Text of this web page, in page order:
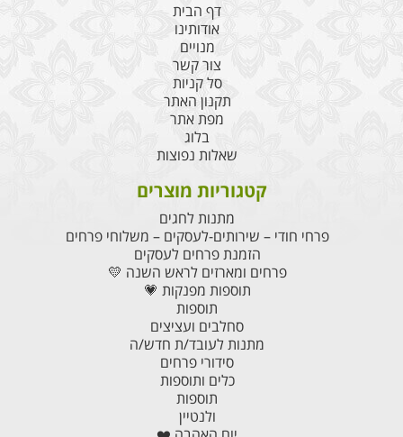
דף הבית
אודותינו
מנויים
צור קשר
סל קניות
תקנון האתר
מפת אתר
בלוג
שאלות נפוצות
קטגוריות מוצרים
מתנות לחגים
פרחי חודי – שירותים-לעסקים – משלוחי פרחים
הזמנת פרחים לעסקים
פרחים ומארזים לראש השנה 💛
תוספות מפנקות 💗
תוספות
סחלבים ועציצים
מתנות לעובד/ת חדש/ה
סידורי פרחים
כלים ותוספות
תוספות
ולנטיין